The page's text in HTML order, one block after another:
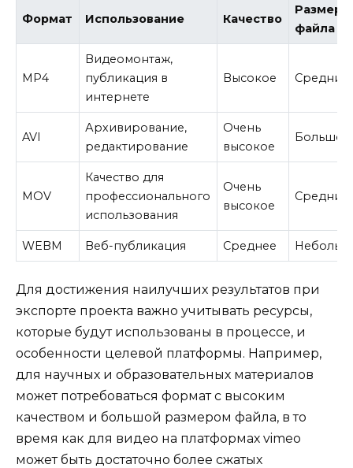
Формат Использование Качество
Размер
файла
MP4
Видеомонтаж,
публикация в
интернете
Высокое Средний
AVI
Архивирование,
редактирование
Очень
высокое
Большой
MOV
Качество для
профессионального
использования
Очень
высокое
Средний
WEBM Веб-публикация Среднее
Для достижения наилучших результатов при
экспорте проекта важно учитывать ресурсы,
которые будут использованы в процессе, и
особенности целевой платформы. Например,
для научных и образовательных материалов
может потребоваться формат с высоким
качеством и большой размером файла, в то
время как для видео на платформах vimeo
может быть достаточно более сжатых